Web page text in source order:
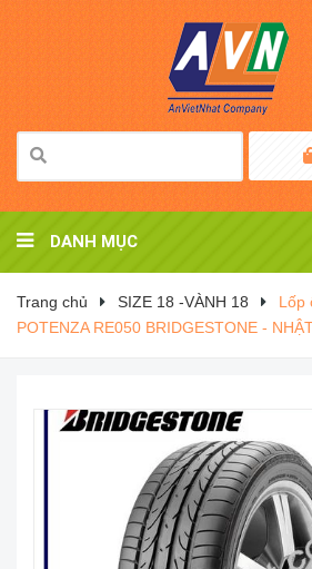
DANH MỤC
Trang chủ SIZE 18 -VÀNH 18
Lốp
POTENZA RE050 BRIDGESTONE -